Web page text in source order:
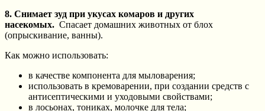
8. Снимает зуд при укусах комаров и других
насекомых. Спасает домашних животных от блох
(опрыскивание, ванны).
Как можно использовать:
в качестве компонента для мыловарения;
использовать в кремоварении, при создании средств с
антисептическими и уходовыми свойствами;
в лосьонах, тониках, молочке для тела;